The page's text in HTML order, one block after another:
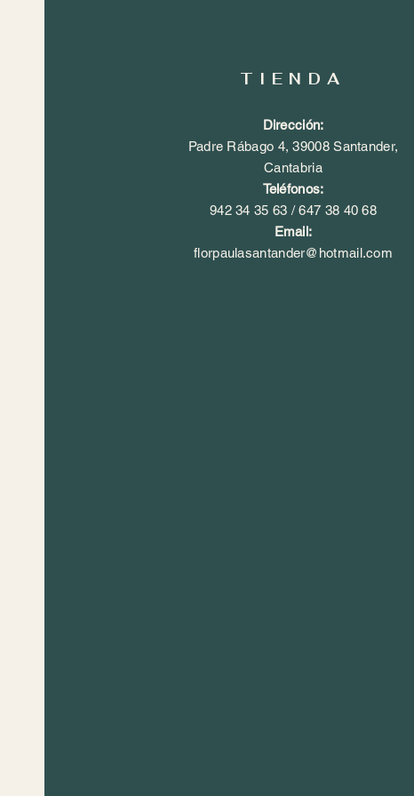
TIENDA
Dirección:
Padre Rábago 4, 39008 Santander,
Cantabria
​Teléfonos:
942 34 35 63 /647 38 40 68
​Email:
florpaulasantander@hotmail.com